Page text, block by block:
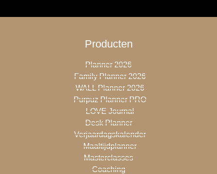
Producten
Planner 2026
Family Planner 2026
WALL Planner 2026
Purpuz Planner PRO
LOVE Journal
Desk Planner
Verjaardagskalender
Maaltijdplanner
Masterclasses
Coaching